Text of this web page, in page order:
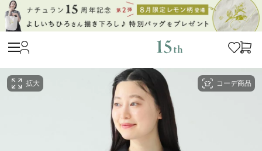
コーデ商品
拡大